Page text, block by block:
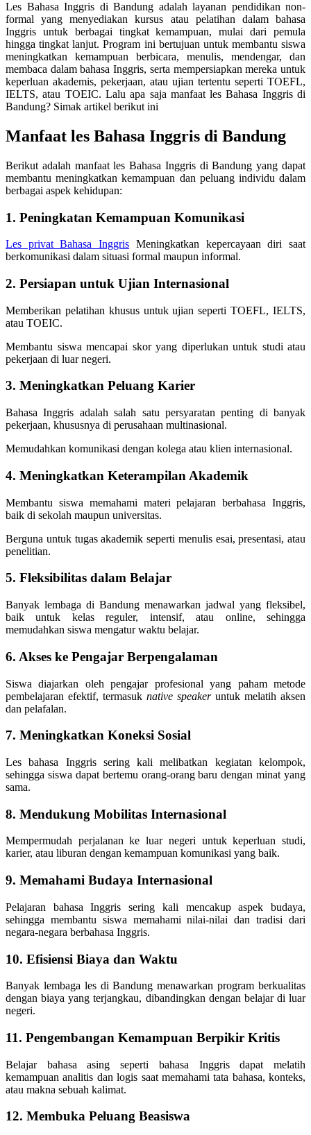
Les Bahasa Inggris di Bandung adalah layanan pendidikan non-
formal yang menyediakan kursus atau pelatihan dalam bahasa
Inggris untuk berbagai tingkat kemampuan, mulai dari pemula
hingga tingkat lanjut. Program ini bertujuan untuk membantu siswa
meningkatkan kemampuan berbicara, menulis, mendengar, dan
membaca dalam bahasa Inggris, serta mempersiapkan mereka untuk
keperluan akademis, pekerjaan, atau ujian tertentu seperti TOEFL,
IELTS, atau TOEIC. Lalu apa saja manfaat les Bahasa Inggris di
Bandung? Simak artikel berikut ini
Manfaat les Bahasa Inggris di Bandung
Berikut adalah manfaat les Bahasa Inggris di Bandung yang dapat
membantu meningkatkan kemampuan dan peluang individu dalam
berbagai aspek kehidupan:
1. Peningkatan Kemampuan Komunikasi
Les privat Bahasa Inggris Meningkatkan kepercayaan diri saat
berkomunikasi dalam situasi formal maupun informal.
2. Persiapan untuk Ujian Internasional
Memberikan pelatihan khusus untuk ujian seperti TOEFL, IELTS,
atau TOEIC.
Membantu siswa mencapai skor yang diperlukan untuk studi atau
pekerjaan di luar negeri.
3. Meningkatkan Peluang Karier
Bahasa Inggris adalah salah satu persyaratan penting di banyak
pekerjaan, khususnya di perusahaan multinasional.
Memudahkan komunikasi dengan kolega atau klien internasional.
4. Meningkatkan Keterampilan Akademik
Membantu siswa memahami materi pelajaran berbahasa Inggris,
baik di sekolah maupun universitas.
Berguna untuk tugas akademik seperti menulis esai, presentasi, atau
penelitian.
5. Fleksibilitas dalam Belajar
Banyak lembaga di Bandung menawarkan jadwal yang fleksibel,
baik untuk kelas reguler, intensif, atau online, sehingga
memudahkan siswa mengatur waktu belajar.
6. Akses ke Pengajar Berpengalaman
Siswa diajarkan oleh pengajar profesional yang paham metode
pembelajaran efektif, termasuk native speakeruntuk melatih aksen
dan pelafalan.
7. Meningkatkan Koneksi Sosial
Les bahasa Inggris sering kali melibatkan kegiatan kelompok,
sehingga siswa dapat bertemu orang-orang baru dengan minat yang
sama.
8. Mendukung Mobilitas Internasional
Mempermudah perjalanan ke luar negeri untuk keperluan studi,
karier, atau liburan dengan kemampuan komunikasi yang baik.
9. Memahami Budaya Internasional
Pelajaran bahasa Inggris sering kali mencakup aspek budaya,
sehingga membantu siswa memahami nilai-nilai dan tradisi dari
negara-negara berbahasa Inggris.
10. Efisiensi Biaya dan Waktu
Banyak lembaga les di Bandung menawarkan program berkualitas
dengan biaya yang terjangkau, dibandingkan dengan belajar di luar
negeri.
11. Pengembangan Kemampuan Berpikir Kritis
Belajar bahasa asing seperti bahasa Inggris dapat melatih
kemampuan analitis dan logis saat memahami tata bahasa, konteks,
atau makna sebuah kalimat.
12. Membuka Peluang Beasiswa